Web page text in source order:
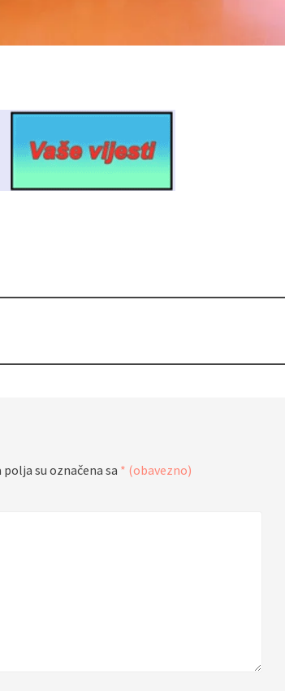
polja su označena sa * (obavezno)